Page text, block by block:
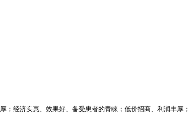
；经济实惠、效果好、备受患者的青睐；低价招商、利润丰厚；